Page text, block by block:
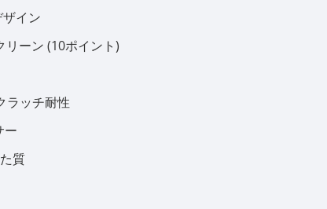
イン
リーン (10ポイント)
ラッチ耐性
ー
質